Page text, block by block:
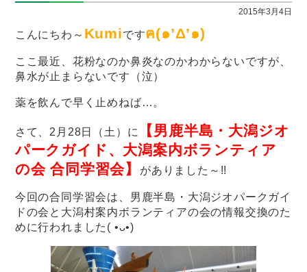
2015年3月4日
こんにちわ～ Kumiですฅ(๑’Δ’๑)
ここ最近、花粉なのか鼻炎なのかわからないですが、
鼻水が止まらないです（泣）
薬を飲んで早く止めねば…。
さて、2月28日（土）に
【男鹿半島・大潟ジオ
パークガイド、大潟案内ボランティア
の会 合同学習会】
がありました～!!
今回の合同学習会は、男鹿半島・大潟ジオパークガイ
ドの会と大潟村案内ボランティアの会の情報交換のた
めに行われました( •ᴗ•)